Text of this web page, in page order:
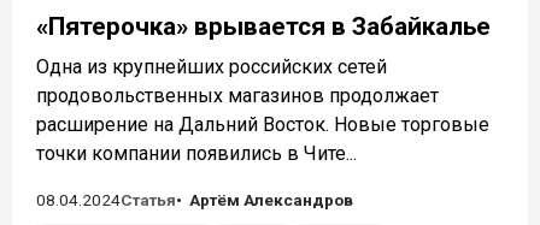
«Пятерочка» врывается в Забайкалье
Одна из крупнейших российских сетей
продовольственных магазинов продолжает
расширение на Дальний Восток. Новые торговые
точки компании появились в Чите...
08.04.2024Статья
Артём Александров